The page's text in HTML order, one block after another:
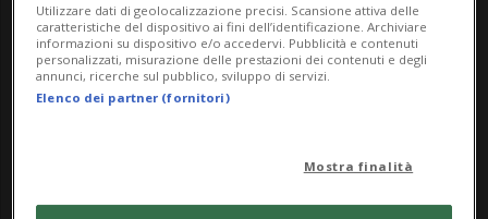
Due incontri per scoprire la
Utilizzare dati di geolocalizzazione precisi. Scansione attiva delle
caratteristiche del dispositivo ai fini dell’identificazione. Archiviare
informazioni su dispositivo e/o accedervi. Pubblicità e contenuti
personalizzati, misurazione delle prestazioni dei contenuti e degli
annunci, ricerche sul pubblico, sviluppo di servizi.
Elenco dei partner (fornitori)
Mostra finalità